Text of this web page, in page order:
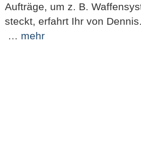
Aufträge, um z. B.
steckt, erfahrt Ihr von Dennis.
… mehr